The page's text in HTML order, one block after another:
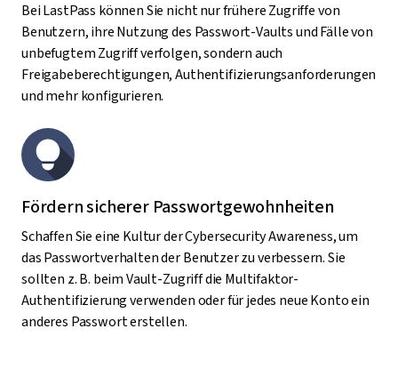
Bei LastPass können Sie nicht nur frühere Zugriffe von
Benutzern, ihre Nutzung des Passwort-Vaults und Fälle von
unbefugtem Zugriff verfolgen, sondern auch
Freigabeberechtigungen, Authentifizierungsanforderungen
und mehr konfigurieren.
Fördern sicherer Passwortgewohnheiten
Schaffen Sie eine Kultur der Cybersecurity Awareness, um
das Passwortverhalten der Benutzer zu verbessern. Sie
sollten z. B. beim Vault-Zugriff die Multifaktor-
Authentifizierung verwenden oder für jedes neue Konto ein
anderes Passwort erstellen.